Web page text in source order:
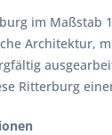
im Maßstab
Architektur,
Ritterburg